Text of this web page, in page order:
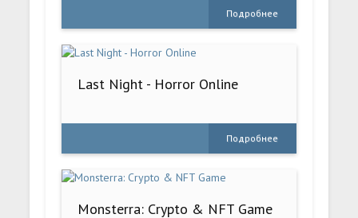
Подробнее
Last Night - Horror Online
Подробнее
Monsterra: Crypto & NFT Game